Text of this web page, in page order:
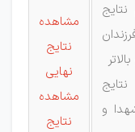
اعلام نتایج
اعلام نتایج
و
مشاهده
نتایج
نهایی
مشاهده
نتایج